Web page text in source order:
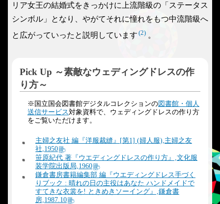
リア女王の結婚式をきっかけに上流階級の「ステータス
シンボル」となり、やがてそれに憧れをもつ中流階級へ
と広がっていったと説明しています (2) 。
Pick Up ～素敵なウェディングドレスの作
り方～
※国立国会図書館デジタルコレクションの図書館・個人
送信サービス対象資料で、ウェディングドレスの作り方
をご覧いただけます。
主婦之友社 編『洋服裁縫』[第1] (婦人服),主婦之友
社,1950
笹原紀代 著『ウエディングドレスの作り方』,文化服
装学院出版局,1960
鎌倉書房書籍編集部 編『ウエディングドレス手づく
りブック : 晴れの日の主役はあなた ハンドメイドで
すてきな衣裳を! ときめきソーイング』,鎌倉書
房,1987.10